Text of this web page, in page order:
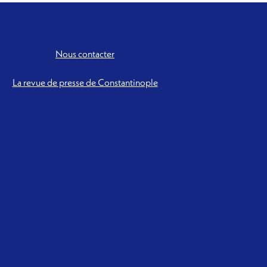
Nous contacter
La revue de presse de Constantinople